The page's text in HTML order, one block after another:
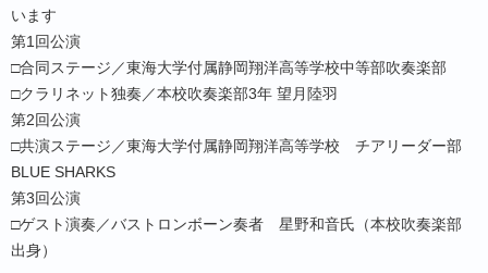
います
第1回公演
□合同ステージ／東海大学付属静岡翔洋高等学校中等部吹奏楽部
□クラリネット独奏／本校吹奏楽部3年 望月陸羽
第2回公演
□共演ステージ／東海大学付属静岡翔洋高等学校 チアリーダー部
BLUE SHARKS
第3回公演
□ゲスト演奏／バストロンボーン奏者 星野和音氏（本校吹奏楽部
出身）